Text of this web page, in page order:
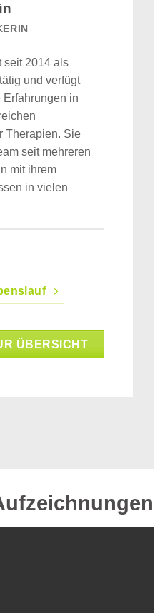
seit 2014 als
und verfügt
Erfahrungen in
Therapien. Sie
seit mehreren
mit ihrem
in vielen
ÜBERSICHT